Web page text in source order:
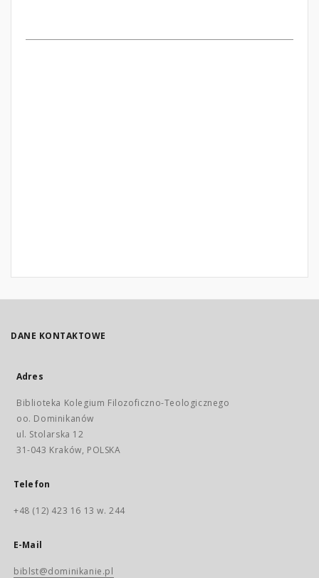
DANE KONTAKTOWE
Adres
Biblioteka Kolegium Filozoficzno-Teologicznego
oo. Dominikanów
ul. Stolarska 12
31-043 Kraków, POLSKA
Telefon
+48 (12) 423 16 13 w. 244
E-Mail
biblst@dominikanie.pl